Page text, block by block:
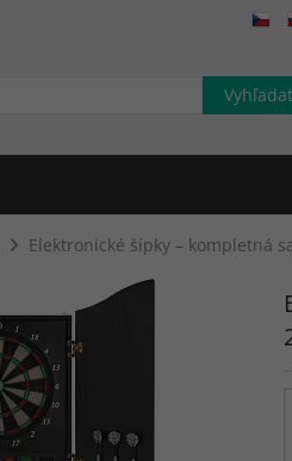
Elektronické šípky – kompletná